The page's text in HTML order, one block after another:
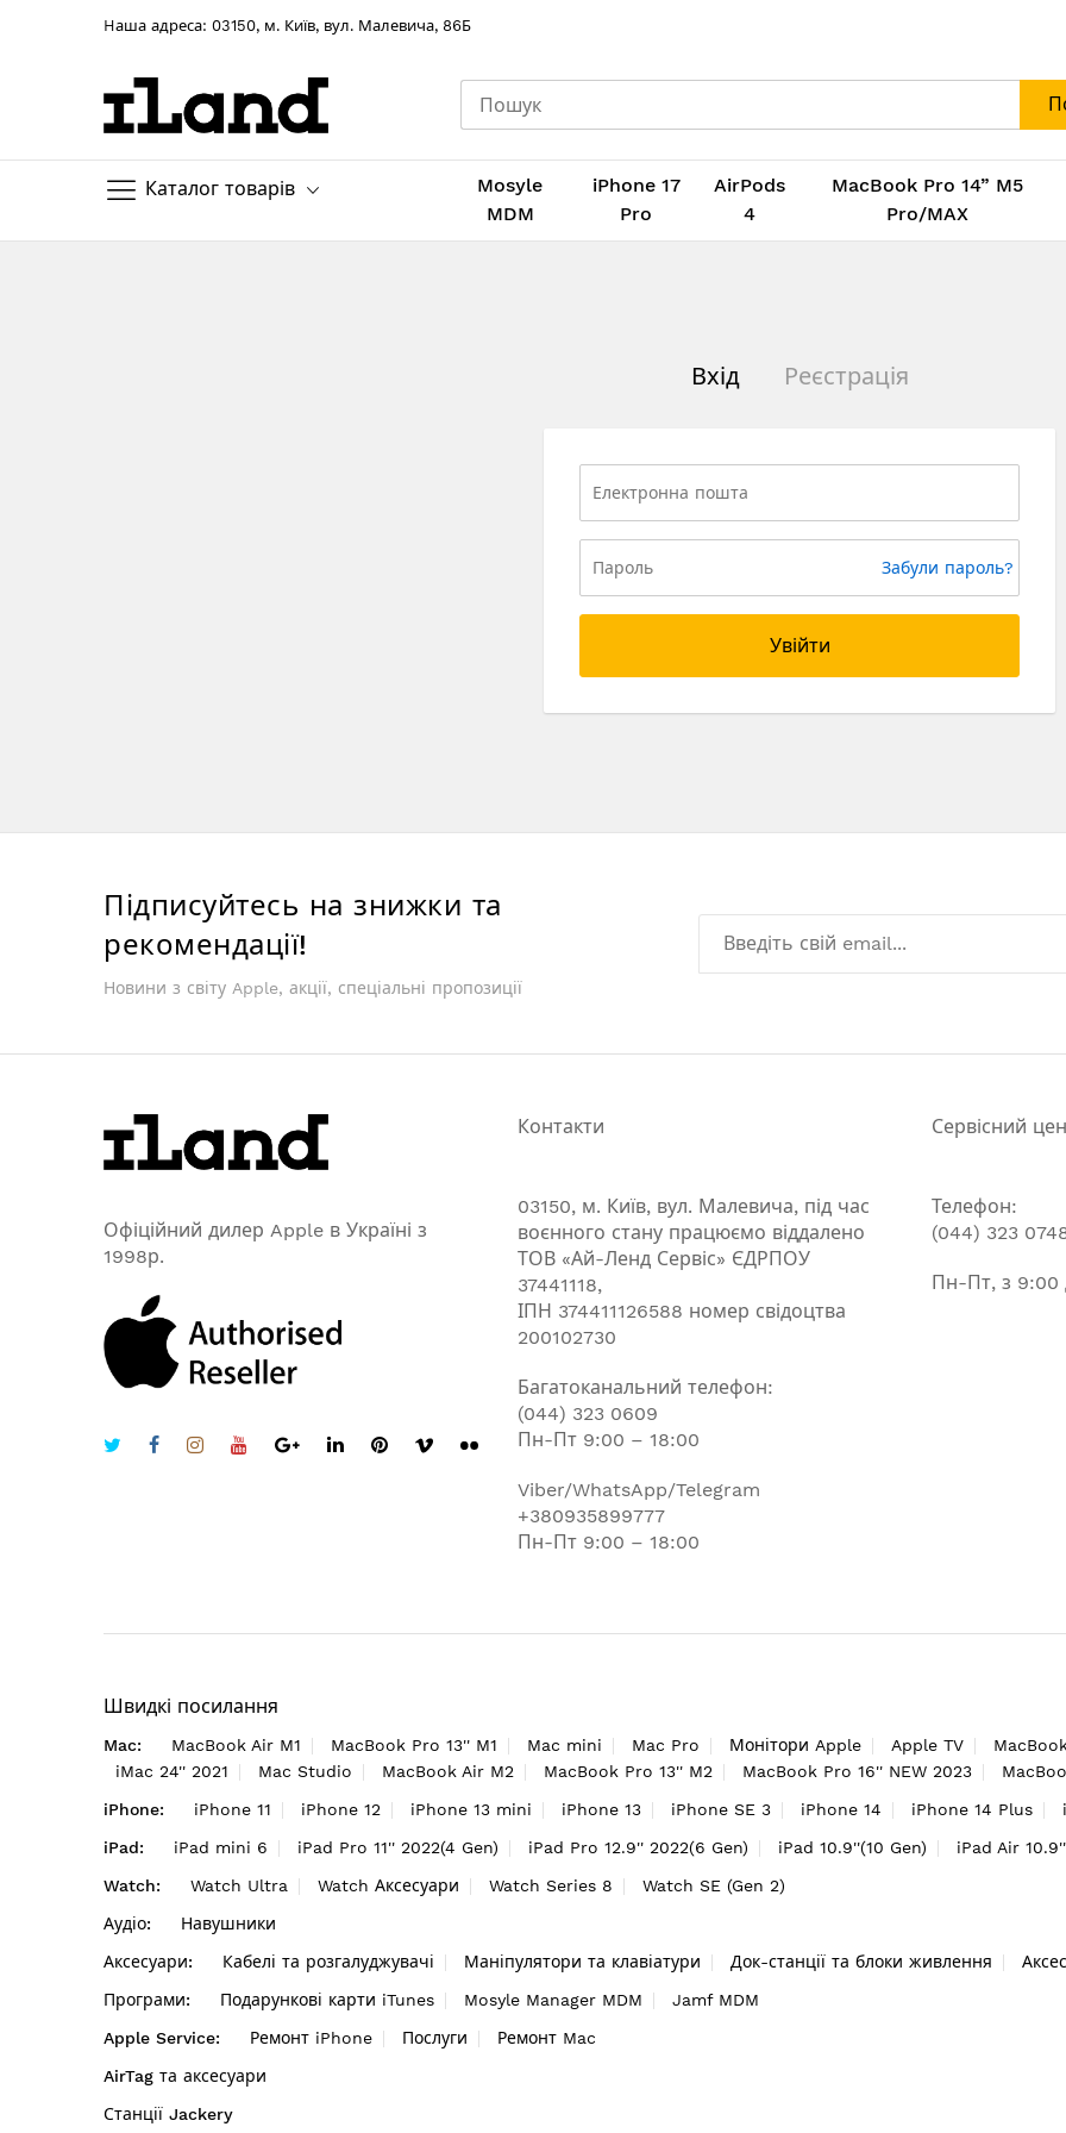
Hаша адреса: 03150, м. Київ, вул. Малевича, 86Б
Каталог товарів
Mosyle
MDM
iPhone 17
Pro
AirPods
4
MacBook Pro 14” M5
Pro/MAX
Вхід Реєстрація
Забули пароль?
Увійти
Підписуйтесь на знижки та
рекомендації!
Новини з світу Apple, акції, спеціальні пропозиції
Офіційний дилер Apple в Україні з
1998р.
Контакти
03150, м. Київ, вул. Малевича, під час
воєнного стану працюємо віддалено
ТОВ «Ай-Ленд Сервіс» ЄДРПОУ
37441118,
ІПН 374411126588 номер свідоцтва
200102730
Багатоканальний телефон:
(044) 323 0609
Пн-Пт 9:00 – 18:00
Viber/WhatsApp/Telegram
+380935899777
Пн-Пт 9:00 – 18:00
Сервісний
Телефон:
(044) 323
Пн-Пт, з 9:00
Швидкі посилання
Mac: MacBook Air M1 MacBook Pro 13'' M1 Mac mini Mac Pro Монітори Apple Apple TV
iMac 24'' 2021
Mac Studio MacBook Air M2 MacBook Pro 13'' M2 MacBook Pro 16'' NEW 2023
iPhone:
iPhone 11 iPhone 12 iPhone 13 mini iPhone 13 iPhone SE 3 iPhone 14 iPhone 14 Plus
iPad:
iPad mini 6 iPad Pro 11'' 2022(4 Gen) iPad Pro 12.9'' 2022(6 Gen) iPad 10.9''(10 Gen)
iPad Air
Watch:
Watch Ultra Watch Аксесуари Watch Series 8
Watch SE (Gen 2)
Аудіо:
Навушники
Аксесуари:
Кабелі та розгалуджувачі Маніпулятори та клавіатури Док-станції та блоки живлення
Програми:
Подарункові карти iTunes Mosyle Manager MDM
Jamf MDM
Apple Service:
Ремонт iPhone Послуги
Ремонт Mac
AirTag та аксесуари
Станції Jackery